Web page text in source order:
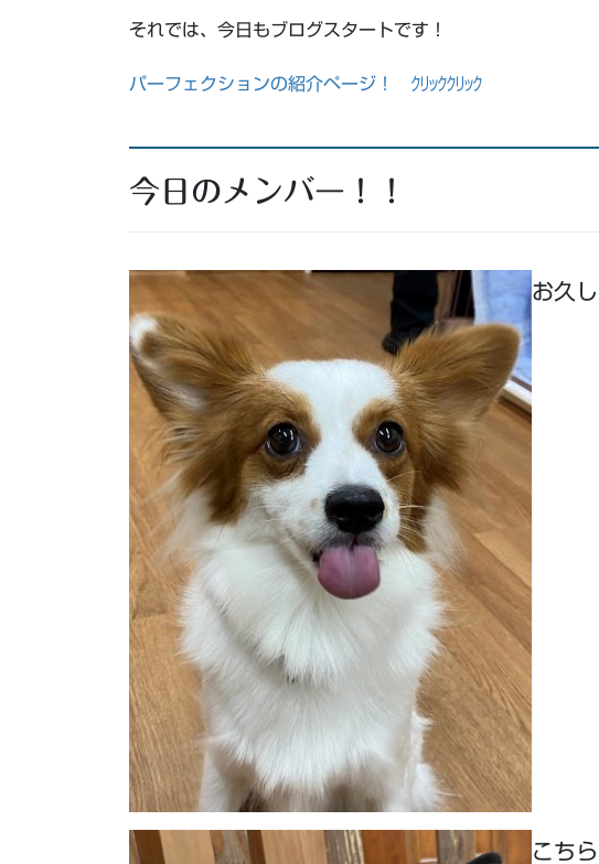
それでは、今日もブログスタートです！
パーフェクションの紹介ページ！ ｸﾘｯｸｸﾘｯｸ
今日のメンバー！！
お久
こち